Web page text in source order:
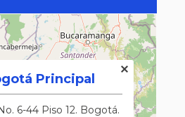
Principal
6-44 Piso 12. Bogotá.